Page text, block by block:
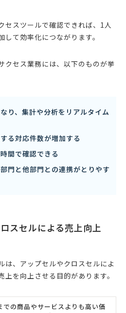
セスツールで確認できれば、1人
て効率化につながります。
クセス業務には、以下のものが挙
り、集計や分析をリアルタイム
る対応件数が増加する
間で確認できる
門と他部門との連携がとりやす
スセルによる売上向上
は、アップセルやクロスセルによ
を向上させる目的があります。
での商品やサービスよりも高い価